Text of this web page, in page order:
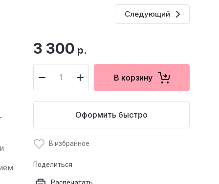
Следующий
3 300 р.
В корзину
Оформить быстро
В избранное
Поделиться